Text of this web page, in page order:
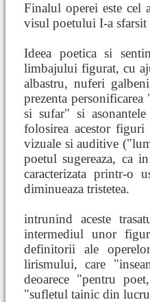
Finalul operei este cel
visul poetului I-a sfarsit
Ideea poetica si
limbajului figurat, cu
albastru, nuferi
prezenta
si sufar" si
folosirea acestor
vizuale si auditive
poetul sugereaza, ca
caracterizata printr-o
diminueaza tristetea.
intrunind aceste
intermediul unor
definitorii ale
lirismului, care
deoarece "pentru
"sufletul tainic din